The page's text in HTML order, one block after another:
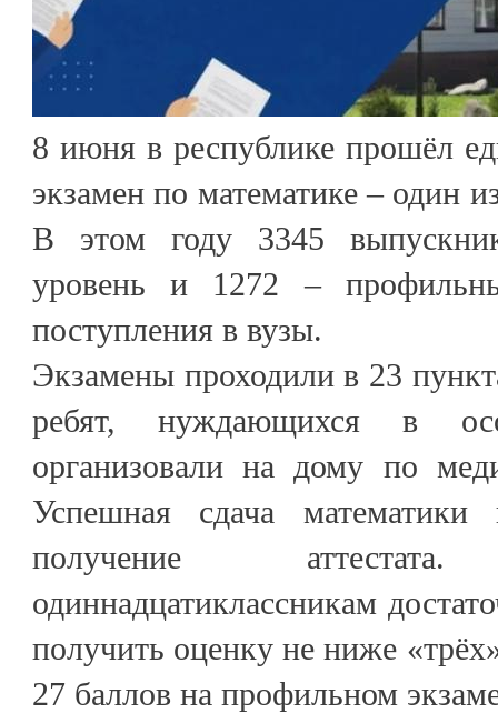
8 июня в республике прошёл
экзамен по математике – один
В этом году 3345
уровень и 1272 –
поступления в вузы.
Экзамены проходили в 23
ребят, нуждающихся в
организовали на дому по
Успешная сдача
получение
одиннадцатиклассникам
получить оценку не ниже
27 баллов на профильном